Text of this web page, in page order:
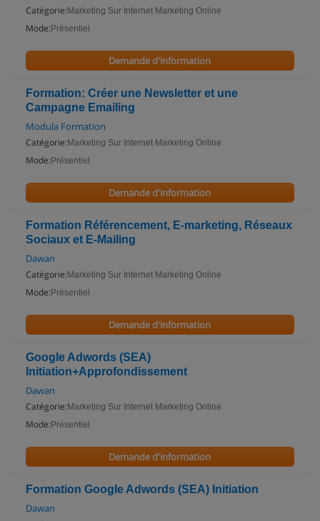
Catégorie: Marketing Sur Internet Marketing Online
Mode: Présentiel
Demande d'information
Formation: Créer une Newsletter et une
Campagne Emailing
Modula Formation
Catégorie: Marketing Sur Internet Marketing Online
Mode: Présentiel
Demande d'information
Formation Référencement, E-marketing, Réseaux
Sociaux et E-Mailing
Dawan
Catégorie: Marketing Sur Internet Marketing Online
Mode: Présentiel
Demande d'information
Google Adwords (SEA)
Initiation+Approfondissement
Dawan
Catégorie: Marketing Sur Internet Marketing Online
Mode: Présentiel
Demande d'information
Formation Google Adwords (SEA) Initiation
Dawan